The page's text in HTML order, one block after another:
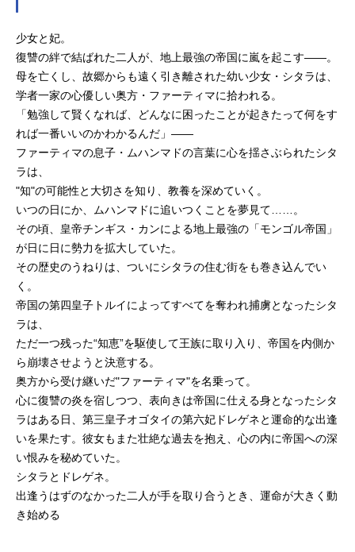
少女と妃。
復讐の絆で結ばれた二人が、地上最強の帝国に嵐を起こす――。
母を亡くし、故郷からも遠く引き離された幼い少女・シタラは、
学者一家の心優しい奥方・ファーティマに拾われる。
「勉強して賢くなれば、どんなに困ったことが起きたって何をす
れば一番いいのかわかるんだ」――
ファーティマの息子・ムハンマドの言葉に心を揺さぶられたシタ
ラは、
"知"の可能性と大切さを知り、教養を深めていく。
いつの日にか、ムハンマドに追いつくことを夢見て……。
その頃、皇帝チンギス・カンによる地上最強の「モンゴル帝国」
が日に日に勢力を拡大していた。
その歴史のうねりは、ついにシタラの住む街をも巻き込んでい
く。
帝国の第四皇子トルイによってすべてを奪われ捕虜となったシタ
ラは、
ただ一つ残った“知恵”を駆使して王族に取り入り、帝国を内側か
ら崩壊させようと決意する。
奥方から受け継いだ"ファーティマ"を名乗って。
心に復讐の炎を宿しつつ、表向きは帝国に仕える身となったシタ
ラはある日、第三皇子オゴタイの第六妃ドレゲネと運命的な出逢
いを果たす。彼女もまた壮絶な過去を抱え、心の内に帝国への深
い恨みを秘めていた。
シタラとドレゲネ。
出逢うはずのなかった二人が手を取り合うとき、運命が大きく動
き始める